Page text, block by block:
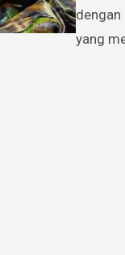
dengan
yang